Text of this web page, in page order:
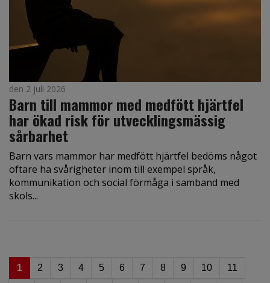
den 2 juli 2026
Barn till mammor med medfött hjärtfel
har ökad risk för utvecklingsmässig
sårbarhet
Barn vars mammor har medfött hjärtfel bedöms något
oftare ha svårigheter inom till exempel språk,
kommunikation och social förmåga i samband med
skols...
1 2 3 4 5 6 7 8 9 10 11